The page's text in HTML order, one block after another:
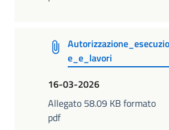
e_e_lavori
16-03-2026
Allegato 58.09 KB formato
pdf